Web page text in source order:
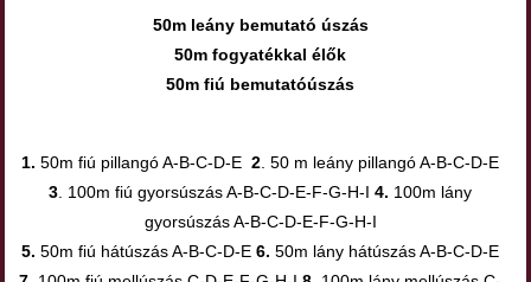
50m leány bemutató úszás
50m fogyatékkal élők
50m fiú bemutatóúszás
1. 50m fiú pillangó A-B-C-D-E2 . 50 m leány pillangó A-B-C-D-E
3 . 100m fiú gyorsúszás A-B-C-D-E-F-G-H-I 4. 100m lány
gyorsúszás A-B-C-D-E-F-G-H-I
5. 50m fiú hátúszás A-B-C-D-E 6. 50m lány hátúszás A-B-C-D-E